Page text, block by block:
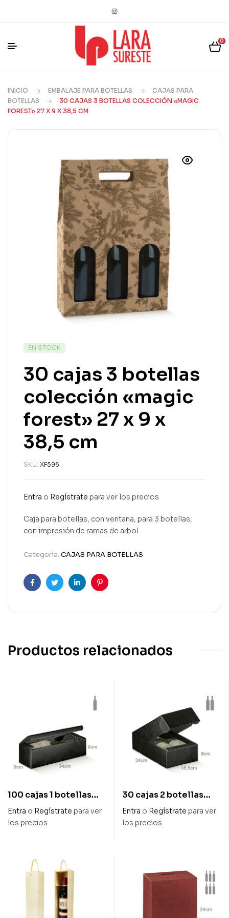
0
INICIO EMBALAJE PARA BOTELLAS
CAJAS PARA
BOTELLAS
30 CAJAS 3 BOTELLAS COLECCIÓN «MAGIC
FOREST» 27 X 9 X 38,5 CM
EN STOCK
30 cajas 3 botellas
colección «magic
forest» 27 x 9 x
38,5 cm
SKU: XF596
Entra o Regístrate para ver los precios
Caja para botellas, con ventana, para 3 botellas,
con impresión de ramas de arbol
Categoría: CAJAS PARA BOTELLAS
FacebookTwitterLinkedinPinterest
Productos relacionados
100 cajas 1 botellas
colección negro
gofrado piel 34 x 9 x 9
Entra o Regístrate para ver
los precios
30 cajas 2 botellas
colección negro
gofrado piel 34 x 18,5 x
Entra o Regístrate para ver
los precios